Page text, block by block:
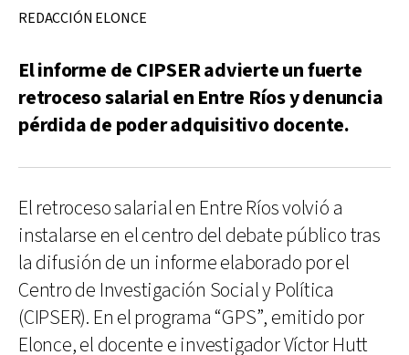
REDACCIÓN ELONCE
El informe de CIPSER advierte un fuerte
retroceso salarial en Entre Ríos y denuncia
pérdida de poder adquisitivo docente.
El retroceso salarial en Entre Ríos volvió a
instalarse en el centro del debate público tras
la difusión de un informe elaborado por el
Centro de Investigación Social y Política
(CIPSER). En el programa “GPS”, emitido por
Elonce, el docente e investigador Víctor Hutt